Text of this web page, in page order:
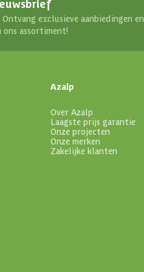
exclusieve aanbiedingen en
assortiment!
Azalp
Over Azalp
Laagste prijs garantie
Onze projecten
Onze merken
Zakelijke klanten